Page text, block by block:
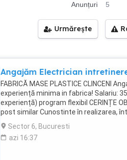
Anunțuri
5
Urmărește
Angajăm Electrician
FABRICĂ MASE PLASTICE CLINCENI
experiență minima in fabrica! Salariu:
experiență) program flexibil CERINȚE
post similar Cunostinte în realizarea,
Abilități de lucru cu scule și
minimum 10 clase Seriozitate, atenție
Beneficii: Tichete de masă 30 lei zi
Sector 6, Bucuresti
azi 16:37